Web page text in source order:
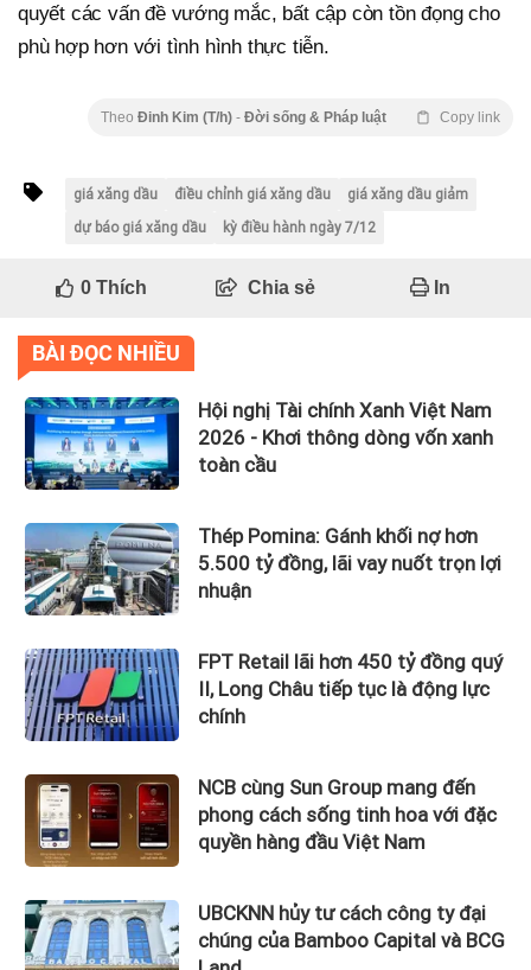
quyết các vấn đề vướng mắc, bất cập còn tồn đọng cho
phù hợp hơn với tình hình thực tiễn.
Theo Đinh Kim (T/h) - Đời sống & Pháp luật Copy link
giá xăng dầu điều chỉnh giá xăng dầu
giá xăng dầu giảm
dự báo giá xăng dầu
kỳ điều hành ngày 7/12
0Thích Chia sẻ In
BÀI ĐỌC NHIỀU
Hội nghị Tài chính Xanh Việt Nam
2026 - Khơi thông dòng vốn xanh
toàn cầu
Thép Pomina: Gánh khối nợ hơn
5.500 tỷ đồng, lãi vay nuốt trọn lợi
nhuận
FPT Retail lãi hơn 450 tỷ đồng quý
II, Long Châu tiếp tục là động lực
chính
NCB cùng Sun Group mang đến
phong cách sống tinh hoa với đặc
quyền hàng đầu Việt Nam
UBCKNN hủy tư cách công ty đại
chúng của Bamboo Capital và BCG